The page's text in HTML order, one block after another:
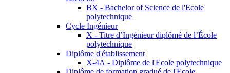
BX - Bachelor of Science de l'Ecole
polytechnique
Cycle Ingénieur
X - Titre d’Ingénieur diplômé de l’École
polytechnique
Diplôme d'établissement
X-4A - Diplôme de l'Ecole polytechnique